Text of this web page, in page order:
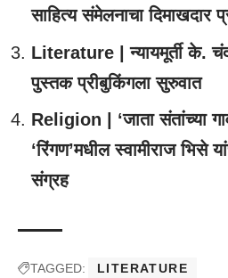
साहित्य संमेलनाचा दिमाखदार
Literature | न्यायमूर्ती के.
पुस्तक प्रीबुकिंगला सुरुवात
Religion | ‘जाता संतांच्या
‘रिंगण’मधील स्वामीराज भिसे
संग्रह
TAGGED:
LITERATURE